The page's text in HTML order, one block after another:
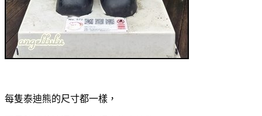
每隻泰迪熊的尺寸都一樣，